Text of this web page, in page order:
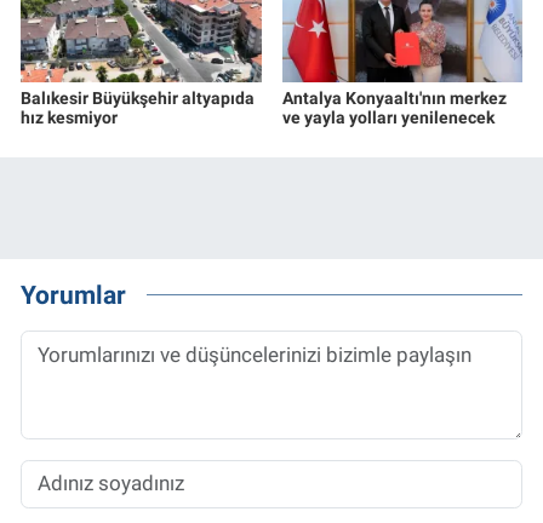
Balıkesir Büyükşehir altyapıda
hız kesmiyor
Antalya Konyaaltı'nın merkez
ve yayla yolları yenilenecek
Yorumlar